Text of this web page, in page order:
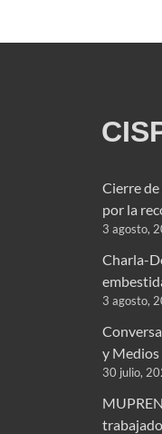
Cierre de
por la
3 agosto,
Charla-
3 agosto,
y Medios
30 julio,